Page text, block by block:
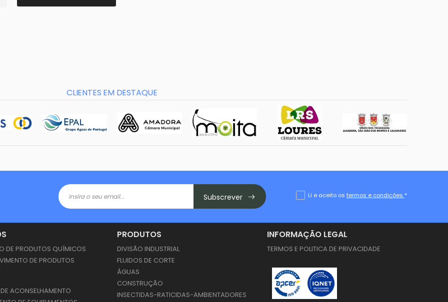
CLIENTES EM DESTAQUE
Subscrever Li e aceito os termos e condições *
DE PRODUTOS QUÍMICOS
DE PRODUTOS
ACONSELHAMENTO
PRODUTOS
DIVISÃO INDUSTRIAL
FLUIDOS DE CORTE
ÁGUAS
CONSTRUÇÃO
INSECTIDAS-RATICIDAS-AMBIENTADORES
INFORMAÇÃO LEGAL
TERMOS E POLITICA DE PRIVACIDADE